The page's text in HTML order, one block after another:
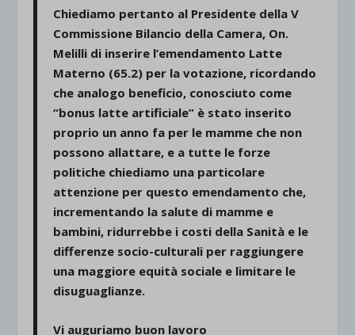
Chiediamo pertanto al Presidente della V
Commissione Bilancio della Camera, On.
Melilli di inserire l’emendamento Latte
Materno (65.2) per la votazione, ricordando
che analogo beneficio, conosciuto come
“bonus latte artificiale” è stato inserito
proprio un anno fa per le mamme che non
possono allattare, e a tutte le forze
politiche chiediamo una particolare
attenzione per questo emendamento che,
incrementando la salute di mamme e
bambini, ridurrebbe i costi della Sanità e le
differenze socio-culturali per raggiungere
una maggiore equità sociale e limitare le
disuguaglianze.
Vi auguriamo buon lavoro